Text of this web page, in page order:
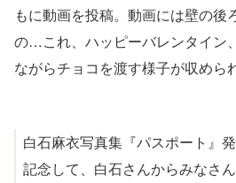
もに動画を投稿。動画には壁の後
の…これ、ハッピーバレンタイン
ながらチョコを渡す様子が収めら
白石麻衣写真集『パスポート』
記念して、白石さんからみなさ